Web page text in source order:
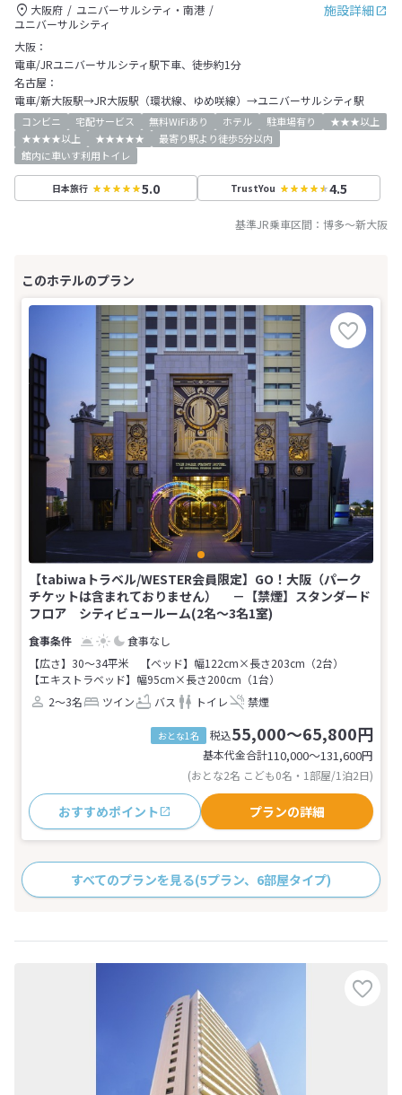
施設詳細
大阪府
ユニバーサルシティ・南港
ユニバーサルシティ
大阪：
電車/JRユニバーサルシティ駅下車、徒歩約1分
名古屋：
電車/新大阪駅→JR大阪駅（環状線、ゆめ咲線）→ユニバーサルシティ駅
コンビニ 宅配サービス 無料WiFiあり ホテル 駐車場有り
★★★以上
★★★★以上
★★★★★
最寄り駅より徒歩5分以内
館内に車いす利用トイレ
日本旅行 5.0 TrustYou 4.5
基準JR乗車区間： 博多～新大阪
【tabiwaトラベル/WESTER会員限定】GO！大阪（パーク
チケットは含まれておりません） －【禁煙】スタンダード
フロア シティビュールーム(2名～3名1室)
食事なし
【広さ】30～34平米
【ベッド】幅122cm×長さ203cm（2台）
【エキストラベッド】幅95cm×長さ200cm（1台）
2～3名
ツイン バス トイレ 禁煙
おとな1名 税込55,000～65,800円
基本代金合計110,000〜131,600円
(おとな2名 こども0名・1部屋/1泊2日)
おすすめポイント プランの詳細
すべてのプランを見る(5プラン、6部屋タイプ)